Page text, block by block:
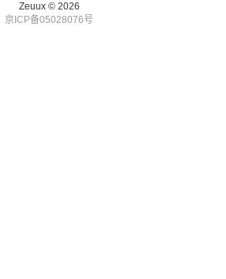
Zeuux © 2026
京ICP备05028076号